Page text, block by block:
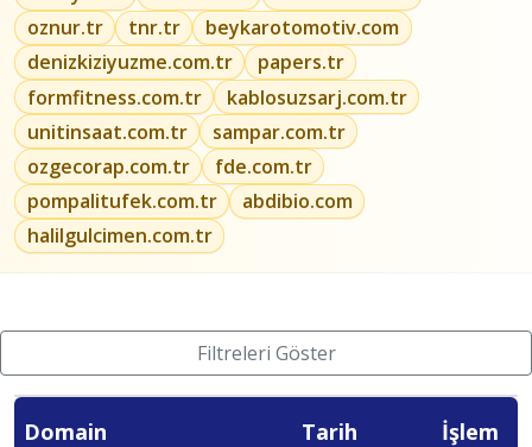
oznur.tr
tnr.tr
beykarotomotiv.com
denizkiziyuzme.com.tr
papers.tr
formfitness.com.tr
kablosuzsarj.com.tr
unitinsaat.com.tr
sampar.com.tr
ozgecorap.com.tr
fde.com.tr
pompalitufek.com.tr
abdibio.com
halilgulcimen.com.tr
Filtreleri Göster
Domain Tarih İşlem